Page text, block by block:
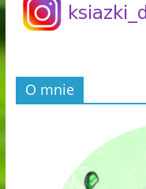
O mnie